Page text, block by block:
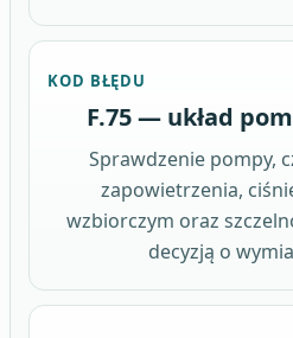
KOD BŁĘDU
F.75 — układ
Sprawdzenie pompy,
zapowietrzenia,
wzbiorczym oraz
decyzją o